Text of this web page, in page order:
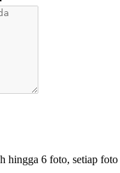
hingga 6 foto, setiap